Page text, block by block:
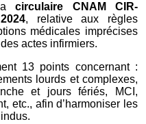
lacirculaire CNAM CIR-
, relative aux règles
médicales imprécises
actes infirmiers.
13 points concernant :
lourds et complexes,
et jours fériés, MCI,
etc., afin d’harmoniser les